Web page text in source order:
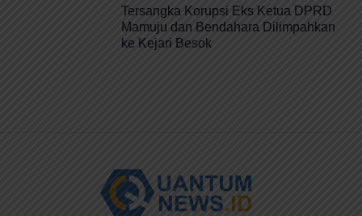
Tersangka Korupsi Eks Ketua DPRD
Mamuju dan Bendahara Dilimpahkan
ke Kejari Besok